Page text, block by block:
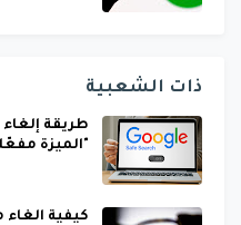
ذات الشعبية
طريقة
"الميزة
كيفية